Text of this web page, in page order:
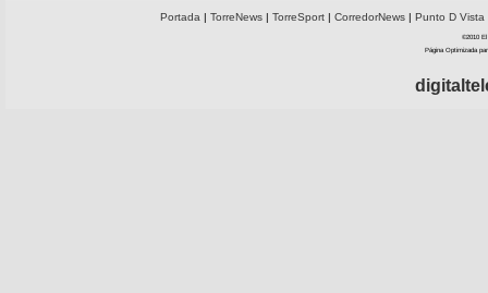
Portada | TorreNews| TorreSport| CorredorNews| Punto D Vista
©2010 El
Página Optimizada